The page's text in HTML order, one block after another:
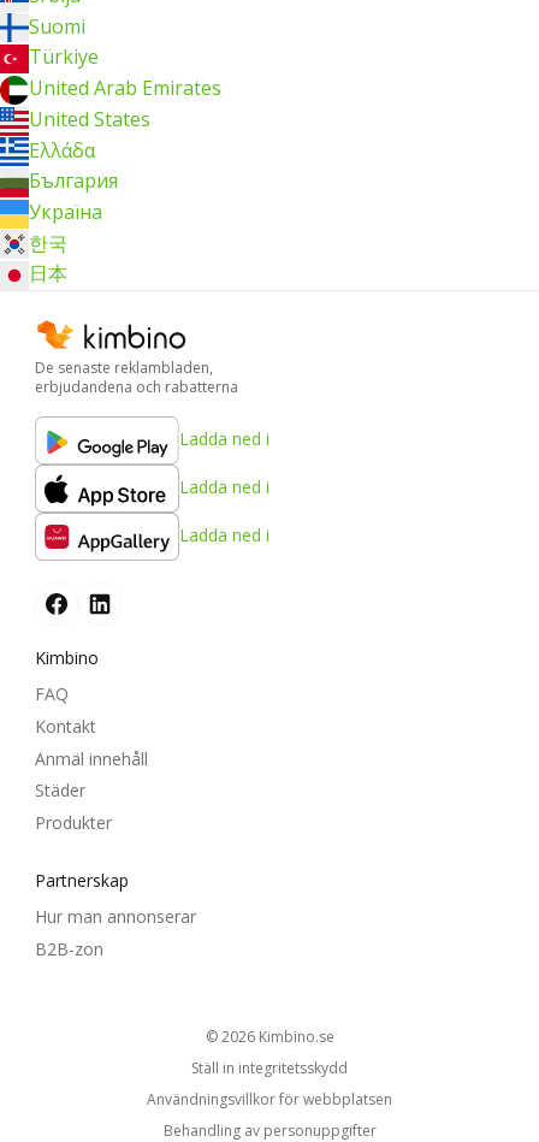
Suomi
Türkiye
United Arab Emirates
United States
Ελλάδα
България
Україна
한국
日本
De senaste reklambladen,
erbjudandena och rabatterna
Ladda ned i
Ladda ned i
Ladda ned i
Kimbino
FAQ
Kontakt
Anmäl innehåll
Städer
Produkter
Partnerskap
Hur man annonserar
B2B-zon
© 2026 kimbino.se
Ställ in integritetsskydd
Användningsvillkor för webbplatsen
Behandling av personuppgifter